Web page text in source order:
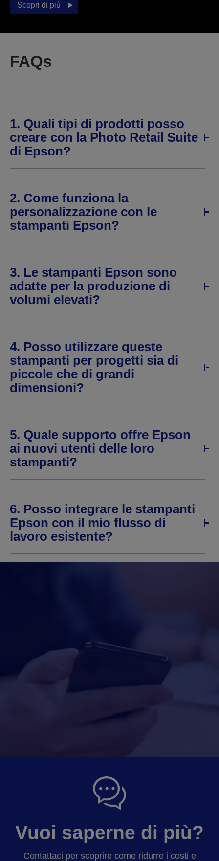
Scopri di più
FAQs
1. Quali tipi di prodotti posso
creare con la Photo Retail Suite
di Epson?
2. Come funziona la
personalizzazione con le
stampanti Epson?
3. Le stampanti Epson sono
adatte per la produzione di
volumi elevati?
4. Posso utilizzare queste
stampanti per progetti sia di
piccole che di grandi
dimensioni?
5. Quale supporto offre Epson
ai nuovi utenti delle loro
stampanti?
6. Posso integrare le stampanti
Epson con il mio flusso di
lavoro esistente?
Vuoi saperne di più?
Contattaci per scoprire come ridurre i costi e